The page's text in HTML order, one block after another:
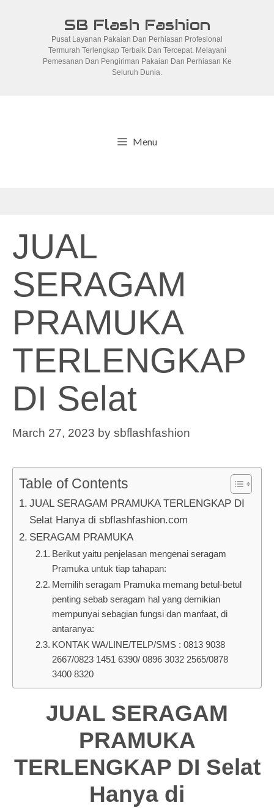
SB Flash Fashion
Pusat Layanan Pakaian Dan Perhiasan Profesional
Termurah Terlengkap Terbaik Dan Tercepat. Melayani
Pemesanan Dan Pengiriman Pakaian Dan Perhiasan Ke
Seluruh Dunia.
Menu
JUAL
SERAGAM
PRAMUKA
TERLENGKAP
DI Selat
March 27, 2023 by sbflashfashion
Table of Contents
JUAL SERAGAM PRAMUKA TERLENGKAP DI
Selat Hanya di sbflashfashion.com
SERAGAM PRAMUKA
Berikut yaitu penjelasan mengenai seragam
Pramuka untuk tiap tahapan:
Memilih seragam Pramuka memang betul-betul
penting sebab seragam hal yang demikian
mempunyai sebagian fungsi dan manfaat, di
antaranya:
KONTAK WA/LINE/TELP/SMS : 0813 9038
2667/0823 1451 6390/ 0896 3032 2565/0878
3400 8320
JUAL SERAGAM
PRAMUKA
TERLENGKAP DI Selat
Hanya di